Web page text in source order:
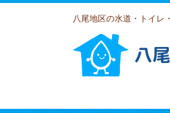
八尾地区の水道・トイレ
八